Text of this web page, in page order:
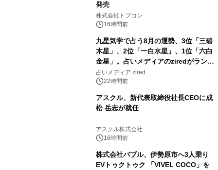
発売
株式会社トプコン
16時間前
九星気学で占う8月の運勢、3位「三碧
木星」、2位「一白水星」、1位「六白
金星」。占いメディアのziredがランキ
ングを発表
占いメディア zired
22時間前
アスクル、新代表取締役社長CEOに成
松 岳志が就任
アスクル株式会社
16時間前
株式会社バブル、伊勢原市へ3人乗り
EVトゥクトゥク 「VIVEL COCO」を